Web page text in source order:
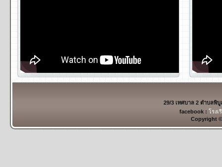
29/3 เทศบาล 2 ตำบลพิ
facebook : โรงเ
Copyright